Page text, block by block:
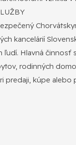
kancelárií
Hlavná činnosť
rodinných
predaji, kúpe alebo